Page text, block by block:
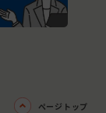
ページトップ